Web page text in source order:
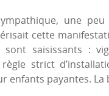
une peu
cette
saisissants :
strict
enfants payantes.